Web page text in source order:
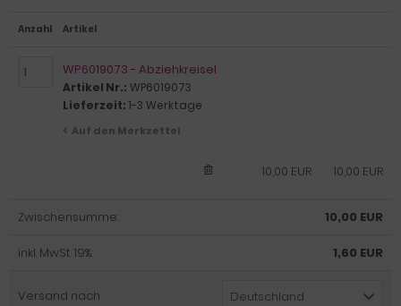
Anzahl Artikel
WP6019073 - Abziehkreisel
Artikel Nr.: WP6019073
Lieferzeit: 1-3 Werktage
Auf den Merkzettel
10,00 EUR
10,00 EUR
Zwischensumme: 10,00 EUR
inkl. MwSt. 19%: 1,60 EUR
Versand nach
Deutschland